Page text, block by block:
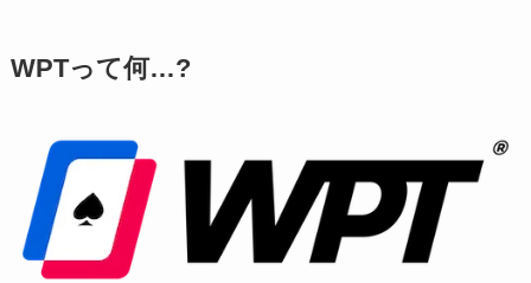
WPTって何…?